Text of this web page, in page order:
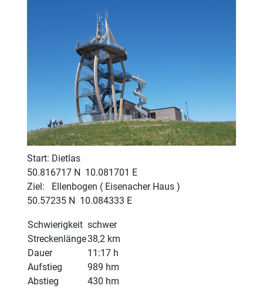
Start: Dietlas
50.816717 N 10.081701 E
Ziel: Ellenbogen ( Eisenacher Haus )
50.57235 N 10.084333 E
Schwierigkeit
Streckenlänge
Dauer
Aufstieg
Abstieg
schwer
38,2 km
11:17 h
989 hm
430 hm